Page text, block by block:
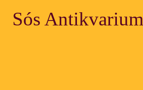
Sós Antikvarium